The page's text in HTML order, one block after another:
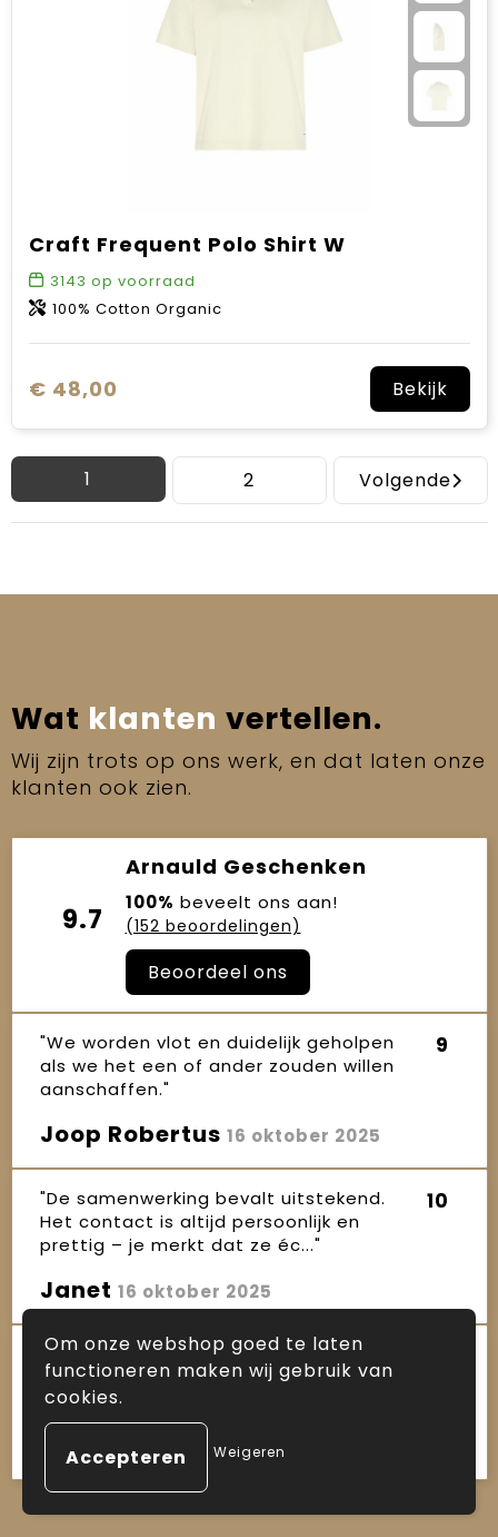
Craft Frequent Polo Shirt W
3143 op voorraad
100% Cotton Organic
€ 48,00 Bekijk
1 2 Volgende
Wat klanten vertellen.
Wij zijn trots op ons werk, en dat laten onze
klanten ook zien.
9.7
Arnauld Geschenken
100% beveelt ons aan!
(152 beoordelingen)
Beoordeel ons
"We worden vlot en duidelijk geholpen
als we het een of ander zouden willen
aanschaffen."
9
Joop Robertus 16 oktober 2025
"De samenwerking bevalt uitstekend.
Het contact is altijd persoonlijk en
prettig – je merkt dat ze éc..."
10
Janet 16 oktober 2025
"Sinds enkele jaren maken wij gebruik
van de diensten van Arnauld, zowel
voor kerstpakketten als ande..."
Ineke 16 oktober 2025
Om onze webshop goed te laten
functioneren maken wij gebruik van
cookies.
Weigeren